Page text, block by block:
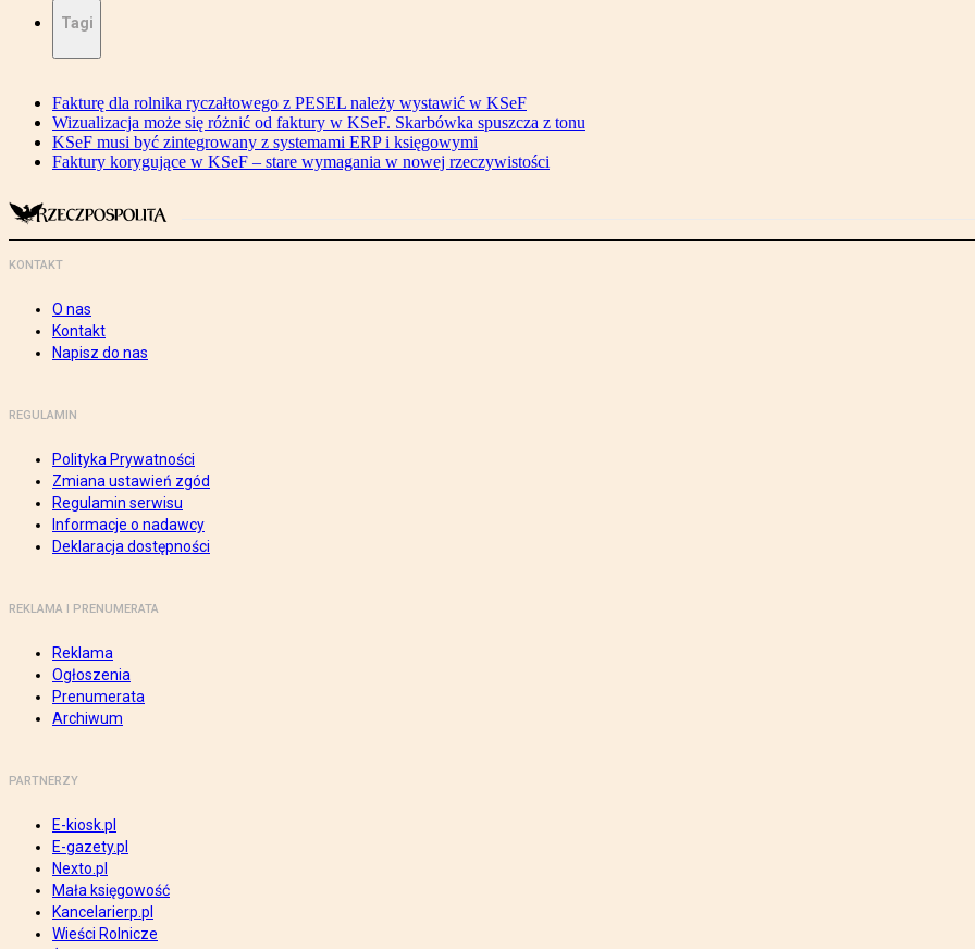
Tagi
Fakturę dla rolnika ryczałtowego z PESEL należy wystawić w KSeF
Wizualizacja może się różnić od faktury w KSeF. Skarbówka spuszcza z tonu
KSeF musi być zintegrowany z systemami ERP i księgowymi
Faktury korygujące w KSeF – stare wymagania w nowej rzeczywistości
KONTAKT
O nas
Kontakt
Napisz do nas
REGULAMIN
Polityka Prywatności
Zmiana ustawień zgód
Regulamin serwisu
Informacje o nadawcy
Deklaracja dostępności
REKLAMA I PRENUMERATA
Reklama
Ogłoszenia
Prenumerata
Archiwum
PARTNERZY
E-kiosk.pl
E-gazety.pl
Nexto.pl
Mała księgowość
Kancelarierp.pl
Wieści Rolnicze